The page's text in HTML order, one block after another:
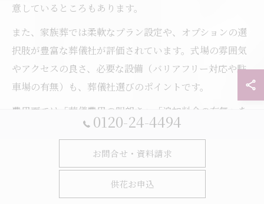
意しているところもあります。
また、家族葬では柔軟なプラン設定や、オプションの選
択肢が豊富な葬儀社が評価されています。式場の雰囲気
やアクセスの良さ、必要な設備（バリアフリー対応や駐
車場の有無）も、葬儀社選びのポイントです。
費用面では「葬儀費用の明朗さ」「追加料金の有無」を
重視する声が多く、事前見積もりや具体的なプラン説明
を行っている葬儀社は、家族葬を検討するご遺族から特
に支持されています。事前相談を活用し、希望や予算に
合ったプランを比較検討しましょう。
0120-24-4494
お問合せ・資料請求
供花お申込